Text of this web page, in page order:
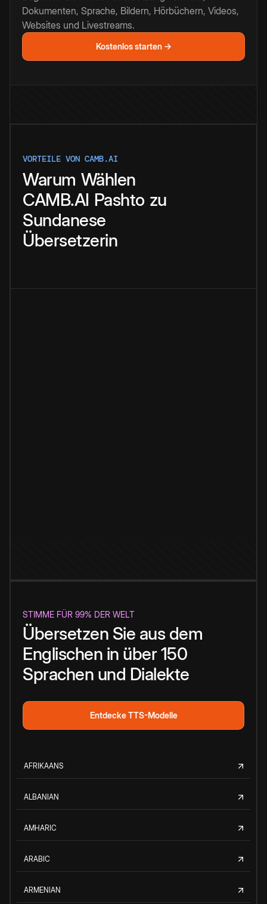
Dokumenten, Sprache, Bildern, Hörbüchern, Videos,
Websites und Livestreams.
Kostenlos starten →
VORTEILE VON CAMB.AI
Warum Wählen
CAMB.AI Pashto zu
Sundanese
Übersetzerin
STIMME FÜR 99% DER WELT
Übersetzen Sie aus dem
Englischen in über 150
Sprachen und Dialekte
Entdecke TTS-Modelle
AFRIKAANS
ALBANIAN
AMHARIC
ARABIC
ARMENIAN